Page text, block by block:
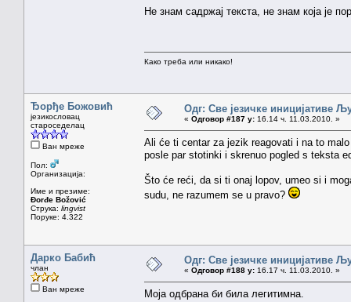
Не знам садржај текста, не знам која је
Како треба или никако!
Ђорђе Божовић
језикословац
староседелац
Ван мреже
Пол:
Организација:
Име и презиме:
Đorđe Božović
Струка: lingvist
Поруке: 4.322
Одг: Све језичке иницијативе
« Одговор #187 у: 16.14 ч. 11.03.2010. »
Ali će ti centar za jezik reagovati i na to
posle par stotinki i skrenuo pogled s teksta
Što će reći, da si ti onaj lopov, umeo si i
sudu, ne razumem se u pravo?
Дарко Бабић
члан
Ван мреже
Одг: Све језичке иницијативе
« Одговор #188 у: 16.17 ч. 11.03.2010. »
Mоја одбрана би била легитимна.